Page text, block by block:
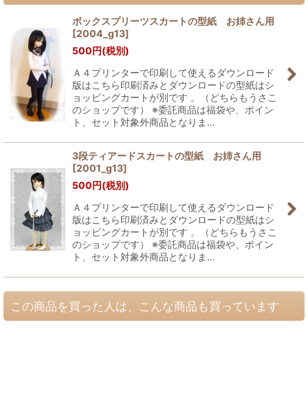
ボックスプリーツスカートの型紙 お姉さん用
[2004_g13]
500円(税別)
Ａ４プリンターで印刷して使えるダウンロード
版はこちら印刷済みとダウンロードの型紙はシ
ョッピングカートが別です 。（どちらもうさこ
のショップです） ※委託商品は福袋や、ポイン
ト、セット対象外商品となりま…
3段ティアードスカートの型紙 お姉さん用
[2001_g13]
500円(税別)
Ａ４プリンターで印刷して使えるダウンロード
版はこちら印刷済みとダウンロードの型紙はシ
ョッピングカートが別です 。（どちらもうさこ
のショップです） ※委託商品は福袋や、ポイン
ト、セット対象外商品となりま…
この商品を買った人は、こんな商品も買っています